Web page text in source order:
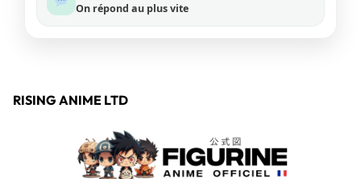
On répond au plus vite
RISING ANIME LTD